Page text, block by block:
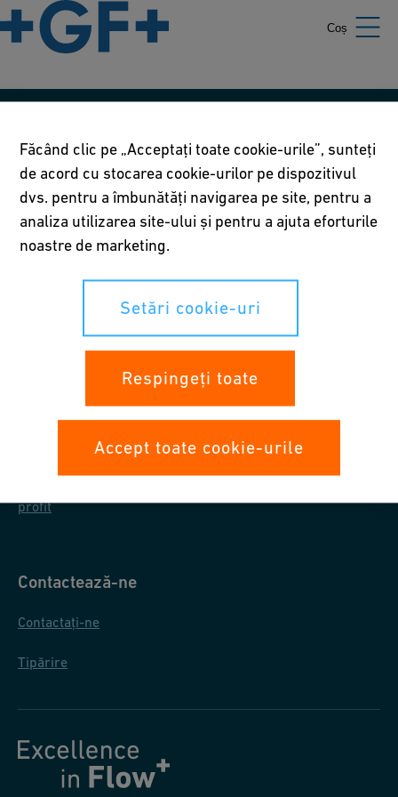
Coș
Termeni de utilizare
Declarația de confidențialitate
Setări cookie-uri
Protecția datelor
Condiții generale de achiziționare
profit
Contactează-ne
Contactați-ne
Tipărire
Făcând clic pe „Acceptați toate cookie-urile”, sunteți
de acord cu stocarea cookie-urilor pe dispozitivul
dvs. pentru a îmbunătăți navigarea pe site, pentru a
analiza utilizarea site-ului și pentru a ajuta eforturile
noastre de marketing.
Setări cookie-uri
Respingeți toate
Accept toate cookie-urile